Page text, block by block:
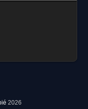
2026